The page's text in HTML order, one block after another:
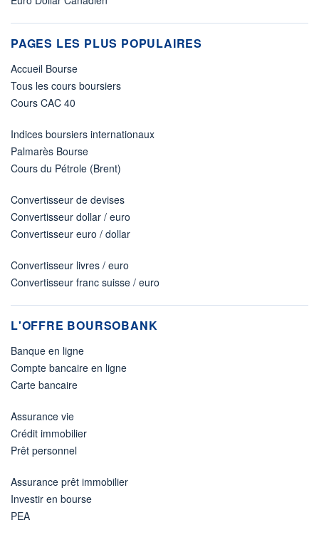
PAGES LES PLUS POPULAIRES
Accueil Bourse
Tous les cours boursiers
Cours CAC 40
Indices boursiers internationaux
Palmarès Bourse
Cours du Pétrole (Brent)
Convertisseur de devises
Convertisseur dollar / euro
Convertisseur euro / dollar
Convertisseur livres / euro
Convertisseur franc suisse / euro
L'OFFRE BOURSOBANK
Banque en ligne
Compte bancaire en ligne
Carte bancaire
Assurance vie
Crédit immobilier
Prêt personnel
Assurance prêt immobilier
Investir en bourse
PEA